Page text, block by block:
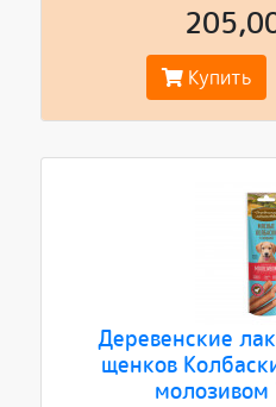
Купить
Деревенские
щенков